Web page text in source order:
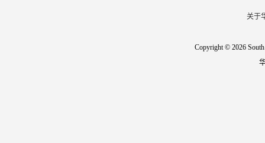
关于
Copyright © 2026